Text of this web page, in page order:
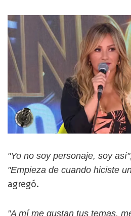
"Yo no soy personaje, soy así"
"Empieza de cuando hiciste
agregó.
"A mí me gustan tus temas,